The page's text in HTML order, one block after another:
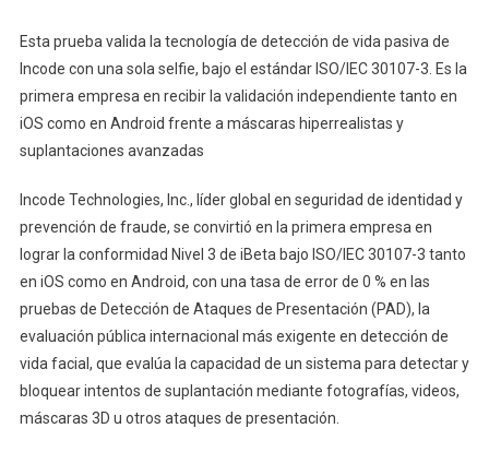
Esta prueba valida la tecnología de detección de vida pasiva de
Incode con una sola selfie, bajo el estándar ISO/IEC 30107-3. Es la
primera empresa en recibir la validación independiente tanto en
iOS como en Android frente a máscaras hiperrealistas y
suplantaciones avanzadas
Incode Technologies, Inc., líder global en seguridad de identidad y
prevención de fraude, se convirtió en la primera empresa en
lograr la conformidad Nivel 3 de iBeta bajo ISO/IEC 30107-3 tanto
en iOS como en Android, con una tasa de error de 0 % en las
pruebas de Detección de Ataques de Presentación (PAD), la
evaluación pública internacional más exigente en detección de
vida facial, que evalúa la capacidad de un sistema para detectar y
bloquear intentos de suplantación mediante fotografías, videos,
máscaras 3D u otros ataques de presentación.